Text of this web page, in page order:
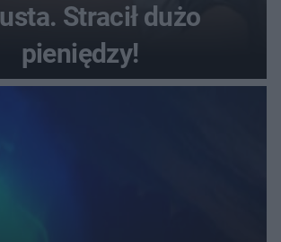
Stracił dużo
pieniędzy!